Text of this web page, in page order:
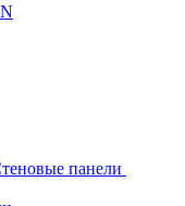
панели